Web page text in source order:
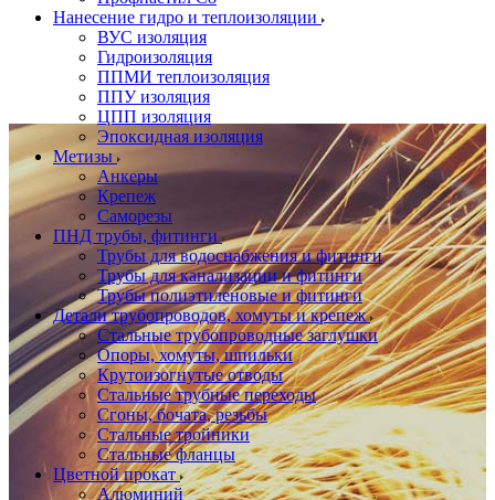
Нанесение гидро и теплоизоляции
ВУС изоляция
Гидроизоляция
ППМИ теплоизоляция
ППУ изоляция
ЦПП изоляция
Эпоксидная изоляция
Метизы
Анкеры
Крепеж
Саморезы
ПНД трубы, фитинги
Трубы для водоснабжения и фитинги
Трубы для канализации и фитинги
Трубы полиэтиленовые и фитинги
Детали трубопроводов, хомуты и крепеж
Стальные трубопроводные заглушки
Опоры, хомуты, шпильки
Крутоизогнутые отводы
Стальные трубные переходы
Сгоны, бочата, резьбы
Стальные тройники
Стальные фланцы
Цветной прокат
Алюминий